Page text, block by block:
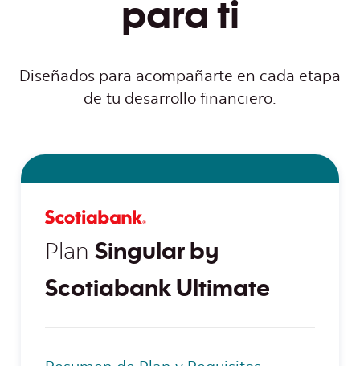
para ti
Diseñados para acompañarte en cada etapa
de tu desarrollo financiero:
Plan Singular by
Scotiabank Ultimate